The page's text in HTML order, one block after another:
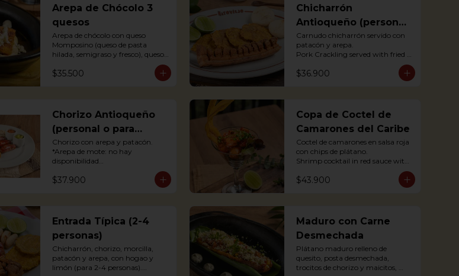
Arepa de Chócolo 3
quesos
Arepa de chócolo con queso
Momposino (queso de pasta
hilada, semigraso y fresco), queso
$35.500
Chicharrón
Antioqueño (personal
o para compartir)
Carnudo chicharrón servido con
patacón y arepa.
Pork Crackling served with fried
$36.900
Chorizo Antioqueño
(personal o para
compartir)
Chorizo con arepa y patacón.
*Arepa de mote: no hay
disponibilidad
Antioquian Sausage with arepa
and green plantains.
$37.900
Copa de Coctel de
Camarones del Caribe
Coctel de camarones en salsa roja
con chips de plátano.
Shrimp cocktail in red sauce with
$43.900
Entrada Típica (2-4
personas)
Chicharrón, chorizo, morcilla,
patacón y arepa, con hogao y
limón (para 2-4 personas).
Maduro con Carne
Desmechada
Plátano maduro relleno de
quesito, posta desmechada,
trocitos de chorizo y maicitos,